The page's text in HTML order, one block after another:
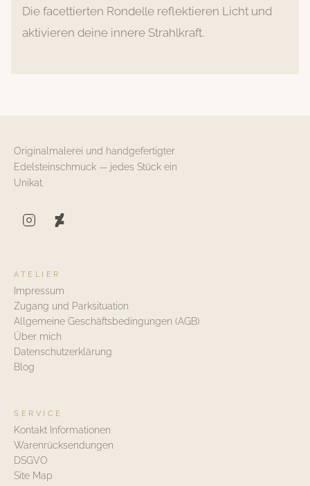
Die facettierten Rondelle reflektieren Licht und
aktivieren deine innere Strahlkraft.
Originalmalerei und handgefertigter
Edelsteinschmuck — jedes Stück ein
Unikat.
ATELIER
Impressum
Zugang und Parksituation
Allgemeine Geschäftsbedingungen (AGB)
Über mich
Datenschutzerklärung
Blog
SERVICE
Kontakt Informationen
Warenrücksendungen
DSGVO
Site Map